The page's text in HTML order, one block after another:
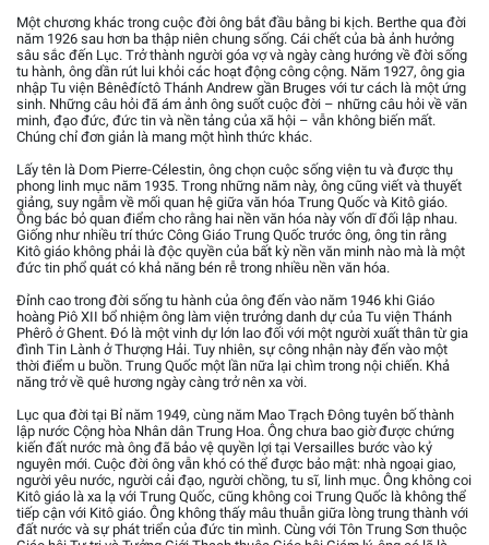
Một chương khác trong cuộc đời ông bắt đầu bằng bi kịch. Berthe qua đời
năm 1926 sau hơn ba thập niên chung sống. Cái chết của bà ảnh hưởng
sâu sắc đến Lục. Trở thành người góa vợ và ngày càng hướng về đời sống
tu hành, ông dần rút lui khỏi các hoạt động công cộng. Năm 1927, ông gia
nhập Tu viện Bênêđíctô Thánh Andrew gần Bruges với tư cách là một ứng
sinh. Những câu hỏi đã ám ảnh ông suốt cuộc đời – những câu hỏi về văn
minh, đạo đức, đức tin và nền tảng của xã hội – vẫn không biến mất.
Chúng chỉ đơn giản là mang một hình thức khác.
Lấy tên là Dom Pierre-Célestin, ông chọn cuộc sống viện tu và được thụ
phong linh mục năm 1935. Trong những năm này, ông cũng viết và thuyết
giảng, suy ngẫm về mối quan hệ giữa văn hóa Trung Quốc và Kitô giáo.
Ông bác bỏ quan điểm cho rằng hai nền văn hóa này vốn dĩ đối lập nhau.
Giống như nhiều trí thức Công Giáo Trung Quốc trước ông, ông tin rằng
Kitô giáo không phải là độc quyền của bất kỳ nền văn minh nào mà là một
đức tin phổ quát có khả năng bén rễ trong nhiều nền văn hóa.
Đỉnh cao trong đời sống tu hành của ông đến vào năm 1946 khi Giáo
hoàng Piô XII bổ nhiệm ông làm viện trưởng danh dự của Tu viện Thánh
Phêrô ở Ghent. Đó là một vinh dự lớn lao đối với một người xuất thân từ gia
đình Tin Lành ở Thượng Hải. Tuy nhiên, sự công nhận này đến vào một
thời điểm u buồn. Trung Quốc một lần nữa lại chìm trong nội chiến. Khả
năng trở về quê hương ngày càng trở nên xa vời.
Lục qua đời tại Bỉ năm 1949, cùng năm Mao Trạch Đông tuyên bố thành
lập nước Cộng hòa Nhân dân Trung Hoa. Ông chưa bao giờ được chứng
kiến đất nước mà ông đã bảo vệ quyền lợi tại Versailles bước vào kỷ
nguyên mới. Cuộc đời ông vẫn khó có thể được bảo mật: nhà ngoại giao,
người yêu nước, người cải đạo, người chồng, tu sĩ, linh mục. Ông không coi
Kitô giáo là xa lạ với Trung Quốc, cũng không coi Trung Quốc là không thể
tiếp cận với Kitô giáo. Ông không thấy mâu thuẫn giữa lòng trung thành với
đất nước và sự phát triển của đức tin mình. Cùng với Tôn Trung Sơn thuộc